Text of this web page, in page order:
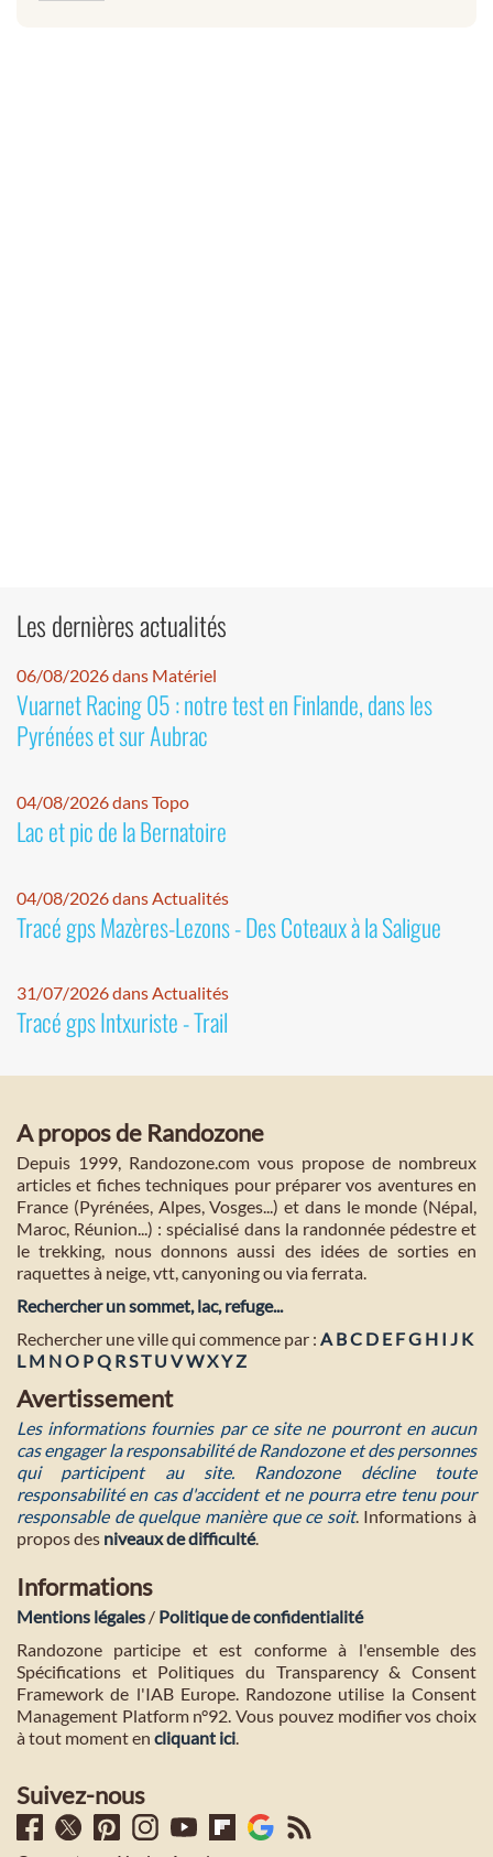
Les dernières actualités
06/08/2026 dans Matériel
Vuarnet Racing 05 : notre test en Finlande, dans les
Pyrénées et sur Aubrac
04/08/2026 dans Topo
Lac et pic de la Bernatoire
04/08/2026 dans Actualités
Tracé gps Mazères-Lezons - Des Coteaux à la Saligue
31/07/2026 dans Actualités
Tracé gps Intxuriste - Trail
A propos de Randozone
Depuis 1999, Randozone.com vous propose de nombreux
articles et fiches techniques pour préparer vos aventures en
France (Pyrénées, Alpes, Vosges...) et dans le monde (Népal,
Maroc, Réunion...) : spécialisé dans la randonnée pédestre et
le trekking, nous donnons aussi des idées de sorties en
raquettes à neige, vtt, canyoning ou via ferrata.
Rechercher un sommet, lac, refuge...
Rechercher une ville qui commence par : A BC D E FG H I J K
L M NO PQ RST U VWXYZ
Avertissement
Les informations fournies par ce site ne pourront en aucun
cas engager la responsabilité de Randozone et des personnes
qui participent au site. Randozone décline toute
responsabilité en cas d'accident et ne pourra etre tenu pour
responsable de quelque manière que ce soit. Informations à
propos des niveaux de difficulté.
Informations
Mentions légales / Politique de confidentialité
Randozone participe et est conforme à l'ensemble des
Spécifications et Politiques du Transparency & Consent
Framework de l'IAB Europe. Randozone utilise la Consent
Management Platform n°92. Vous pouvez modifier vos choix
à tout moment en cliquant ici.
Suivez-nous